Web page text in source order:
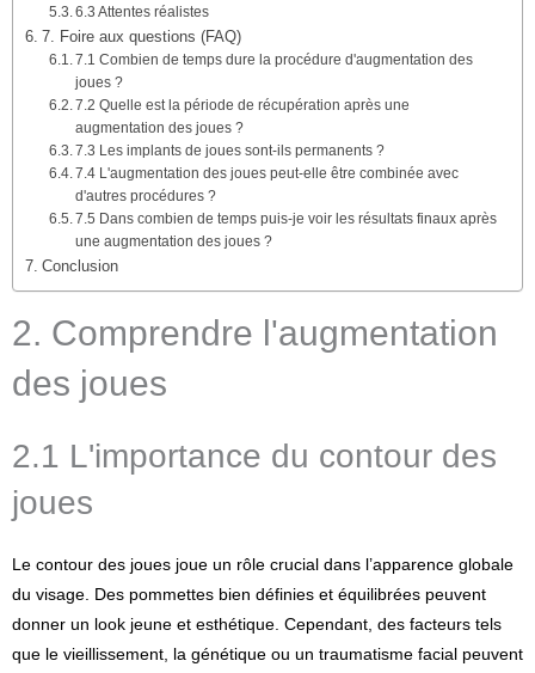
6.3 Attentes réalistes
7. Foire aux questions (FAQ)
7.1 Combien de temps dure la procédure d'augmentation des
joues ?
7.2 Quelle est la période de récupération après une
augmentation des joues ?
7.3 Les implants de joues sont-ils permanents ?
7.4 L'augmentation des joues peut-elle être combinée avec
d'autres procédures ?
7.5 Dans combien de temps puis-je voir les résultats finaux après
une augmentation des joues ?
Conclusion
2. Comprendre l'augmentation
des joues
2.1 L'importance du contour des
joues
Le contour des joues joue un rôle crucial dans l’apparence globale
du visage. Des pommettes bien définies et équilibrées peuvent
donner un look jeune et esthétique. Cependant, des facteurs tels
que le vieillissement, la génétique ou un traumatisme facial peuvent